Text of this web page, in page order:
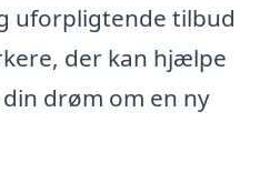
uforpligtende tilbud
der kan hjælpe
drøm om en ny